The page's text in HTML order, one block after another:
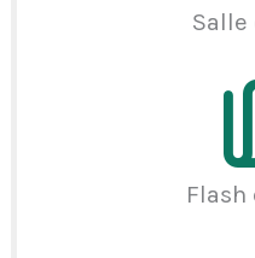
Salle
Flash